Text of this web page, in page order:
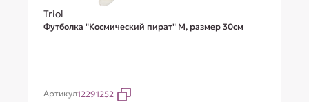
Triol
Футболка "Космический пират" M, размер 30см
Артикул12291252